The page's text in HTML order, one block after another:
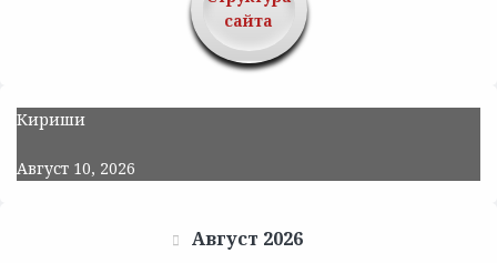
сайта
Кириши
Август 10, 2026
Август 2026